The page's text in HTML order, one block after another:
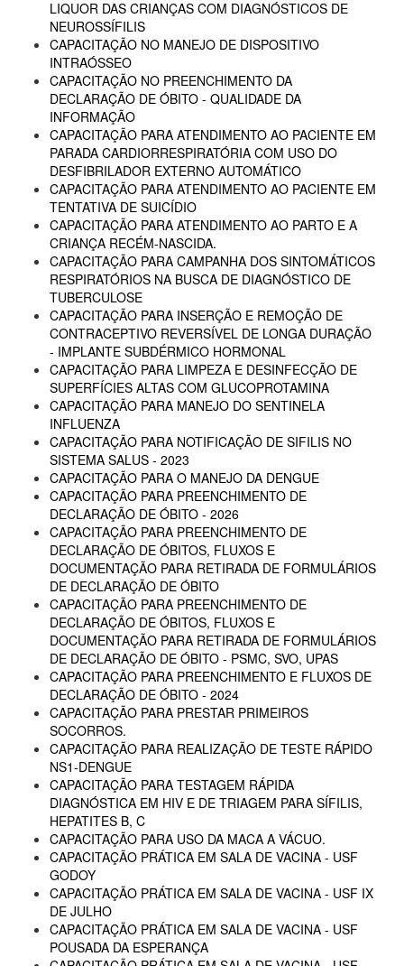
LIQUOR DAS CRIANÇAS COM DIAGNÓSTICOS DE
NEUROSSÍFILIS
CAPACITAÇÃO NO MANEJO DE DISPOSITIVO
INTRAÓSSEO
CAPACITAÇÃO NO PREENCHIMENTO DA
DECLARAÇÃO DE ÓBITO - QUALIDADE DA
INFORMAÇÃO
CAPACITAÇÃO PARA ATENDIMENTO AO PACIENTE EM
PARADA CARDIORRESPIRATÓRIA COM USO DO
DESFIBRILADOR EXTERNO AUTOMÁTICO
CAPACITAÇÃO PARA ATENDIMENTO AO PACIENTE EM
TENTATIVA DE SUICÍDIO
CAPACITAÇÃO PARA ATENDIMENTO AO PARTO E A
CRIANÇA RECÉM-NASCIDA.
CAPACITAÇÃO PARA CAMPANHA DOS SINTOMÁTICOS
RESPIRATÓRIOS NA BUSCA DE DIAGNÓSTICO DE
TUBERCULOSE
CAPACITAÇÃO PARA INSERÇÃO E REMOÇÃO DE
CONTRACEPTIVO REVERSÍVEL DE LONGA DURAÇÃO
- IMPLANTE SUBDÉRMICO HORMONAL
CAPACITAÇÃO PARA LIMPEZA E DESINFECÇÃO DE
SUPERFÍCIES ALTAS COM GLUCOPROTAMINA
CAPACITAÇÃO PARA MANEJO DO SENTINELA
INFLUENZA
CAPACITAÇÃO PARA NOTIFICAÇÃO DE SIFILIS NO
SISTEMA SALUS - 2023
CAPACITAÇÃO PARA O MANEJO DA DENGUE
CAPACITAÇÃO PARA PREENCHIMENTO DE
DECLARAÇÃO DE ÓBITO - 2026
CAPACITAÇÃO PARA PREENCHIMENTO DE
DECLARAÇÃO DE ÓBITOS, FLUXOS E
DOCUMENTAÇÃO PARA RETIRADA DE FORMULÁRIOS
DE DECLARAÇÃO DE ÓBITO
CAPACITAÇÃO PARA PREENCHIMENTO DE
DECLARAÇÃO DE ÓBITOS, FLUXOS E
DOCUMENTAÇÃO PARA RETIRADA DE FORMULÁRIOS
DE DECLARAÇÃO DE ÓBITO - PSMC, SVO, UPAS
CAPACITAÇÃO PARA PREENCHIMENTO E FLUXOS DE
DECLARAÇÃO DE ÓBITO - 2024
CAPACITAÇÃO PARA PRESTAR PRIMEIROS
SOCORROS.
CAPACITAÇÃO PARA REALIZAÇÃO DE TESTE RÁPIDO
NS1-DENGUE
CAPACITAÇÃO PARA TESTAGEM RÁPIDA
DIAGNÓSTICA EM HIV E DE TRIAGEM PARA SÍFILIS,
HEPATITES B, C
CAPACITAÇÃO PARA USO DA MACA A VÁCUO.
CAPACITAÇÃO PRÁTICA EM SALA DE VACINA - USF
GODOY
CAPACITAÇÃO PRÁTICA EM SALA DE VACINA - USF IX
DE JULHO
CAPACITAÇÃO PRÁTICA EM SALA DE VACINA - USF
POUSADA DA ESPERANÇA